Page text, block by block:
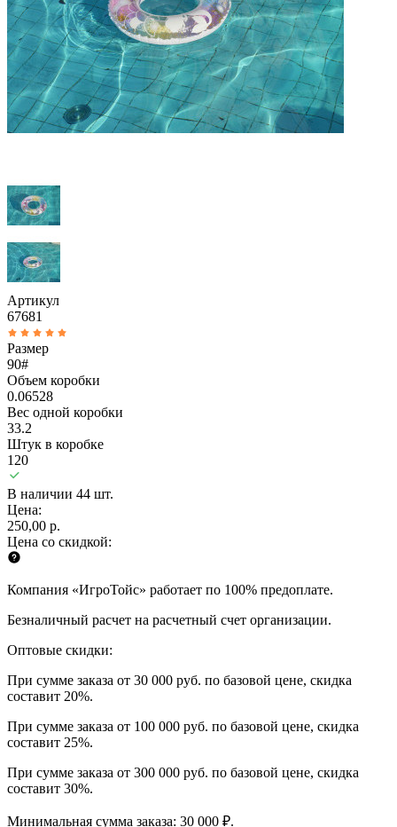
Артикул
67681
Размер
90#
Объем коробки
0.06528
Вес одной коробки
33.2
Штук в коробке
120
В наличии 44 шт.
Цена:
250,00 р.
Цена со скидкой:
Компания «ИгроТойс» работает по 100% предоплате.
Безналичный расчет на расчетный счет организации.
Оптовые скидки:
При сумме заказа от 30 000 руб. по базовой цене, скидка
составит 20%.
При сумме заказа от 100 000 руб. по базовой цене, скидка
составит 25%.
При сумме заказа от 300 000 руб. по базовой цене, скидка
составит 30%.
Минимальная сумма заказа: 30 000 ₽.